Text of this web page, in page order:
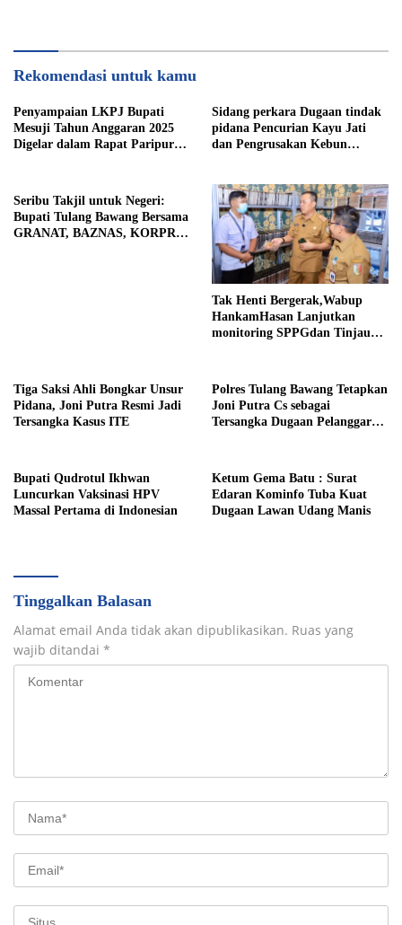
Rekomendasi untuk kamu
Penyampaian LKPJ Bupati
Mesuji Tahun Anggaran 2025
Digelar dalam Rapat Paripurna
Sidang perkara Dugaan tindak
pidana Pencurian Kayu Jati
dan Pengrusakan Kebun
Seribu Takjil untuk Negeri:
Bupati Tulang Bawang Bersama
GRANAT, BAZNAS, KORPRI
Tak Henti Bergerak,Wabup
HankamHasan Lanjutkan
monitoring SPPGdan Tinjau
Tiga Saksi Ahli Bongkar Unsur
Pidana, Joni Putra Resmi Jadi
Tersangka Kasus ITE
Polres Tulang Bawang Tetapkan
Joni Putra Cs sebagai
Tersangka Dugaan Pelanggaran
Bupati Qudrotul Ikhwan
Luncurkan Vaksinasi HPV
Massal Pertama di Indonesian
Ketum Gema Batu : Surat
Edaran Kominfo Tuba Kuat
Dugaan Lawan Udang Manis
Tinggalkan Balasan
Alamat email Anda tidak akan dipublikasikan. Ruas yang
wajib ditandai *